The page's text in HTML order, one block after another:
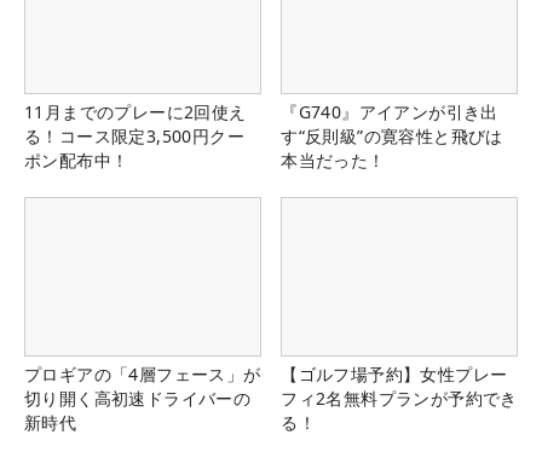
11月までのプレーに2回使え
る！コース限定3,500円クー
ポン配布中！
『G740』アイアンが引き出
す“反則級”の寛容性と飛びは
本当だった！
プロギアの「4層フェース」が
切り開く高初速ドライバーの
新時代
【ゴルフ場予約】女性プレー
フィ2名無料プランが予約でき
る！